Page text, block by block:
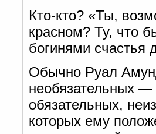
Кто-кто? «Ты,
красном? Ту, что
богинями счастья
Обычно Руал
необязательных —
обязательных,
которых ему